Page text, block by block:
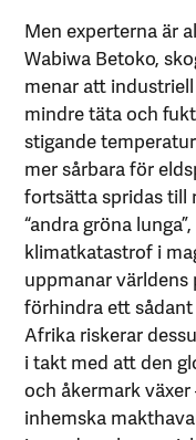
Men experterna är
Wabiwa Betoko,
menar att
mindre täta och
stigande
mer sårbara för
fortsätta spridas till
“andra gröna
klimatkatastrof i
uppmanar
förhindra ett
Afrika riskerar
i takt med att den
och åkermark
inhemska